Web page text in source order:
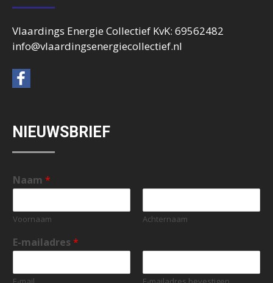
Vlaardings Energie Collectief KvK: 69562482
info@vlaardingsenergiecollectief.nl
NIEUWSBRIEF
Naam *
Voornaam Achternaam
E-mailadres *